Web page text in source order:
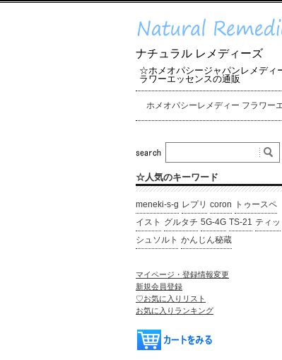
ナチュラル レメディーズ
☆ホメオパシージャパンレメディ
ラワーエッセンスの通販
ホメオパシーレメディー フラワ
☆人気のキーワード
meneki-s-g レプリ coron
トゥースペ
イスト グルタチ 5G-4G TS-21 ティッ
シュソルト かんじん秘蔵
マイページ・登録情報変更
新規会員登録
♡お気に入りリスト
お気に入りランキング